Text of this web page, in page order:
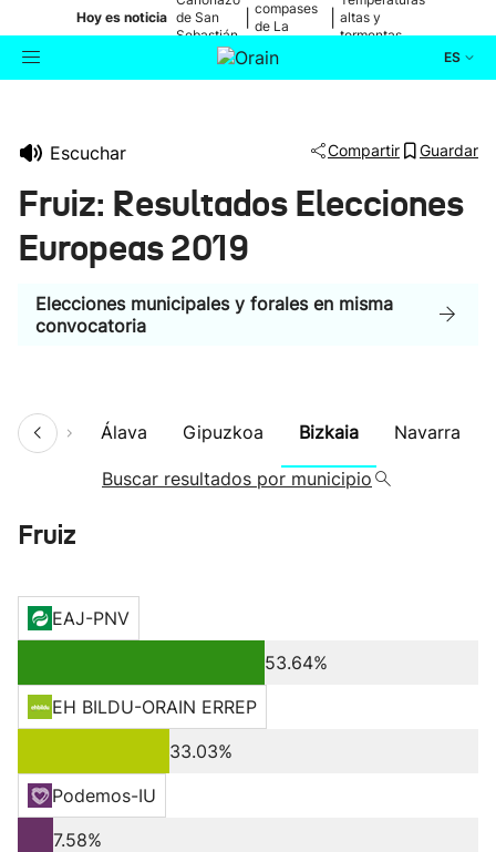
Hoy es noticia de San
Sebastián
compases
de La
altas y
tormentas
ES
Cultura
Ikusmiran
Escuchar Compartir Guardar
Fruiz: Resultados Elecciones
Europeas 2019
Elecciones municipales y forales en misma
convocatoria
Álava Gipuzkoa Bizkaia Navarra
Buscar resultados por municipio
Fruiz
EAJ-PNV
53.64%
EH BILDU-ORAIN ERREP
33.03%
Podemos-IU
7.58%